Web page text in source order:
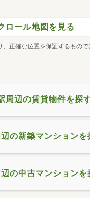
ロール地図を見る
正確な位置を保証するもので
周辺の賃貸物件を探
の新築マンションを
の中古マンションを